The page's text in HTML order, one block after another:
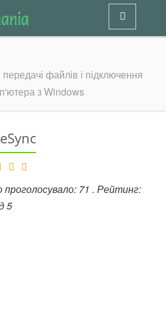
файлів і підключення
з Windows
проголосувало: 71 . Рейтинг:
5